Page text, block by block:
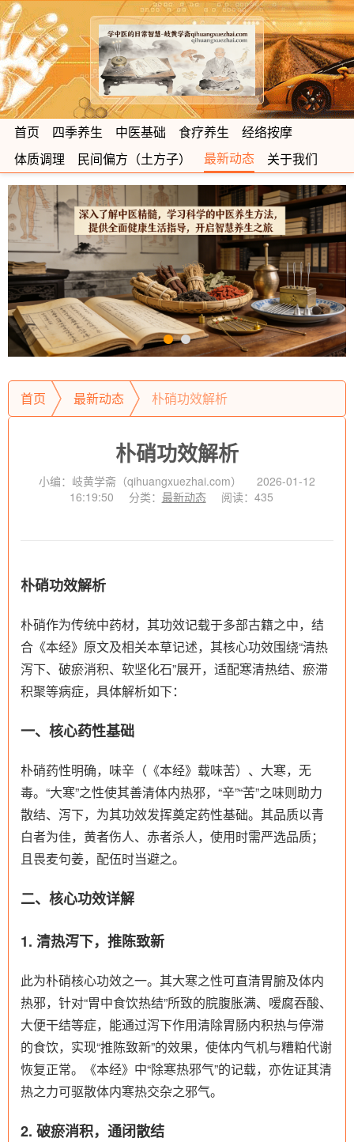
首页 四季养生 中医基础 食疗养生
经络按摩
体质调理
民间偏方（土方子） 最新动态 关于我们
首页 最新动态 朴硝功效解析
朴硝功效解析
小编：岐黄学斋（qihuangxuezhai.com）
2026-01-12
16:19:50
分类： 最新动态 阅读：435
朴硝功效解析
朴硝作为传统中药材，其功效记载于多部古籍之中，结
合《本经》原文及相关本草记述，其核心功效围绕“清热
泻下、破瘀消积、软坚化石”展开，适配寒清热结、瘀滞
积聚等病症，具体解析如下：
一、核心药性基础
朴硝药性明确，味辛（《本经》载味苦）、大寒，无
毒。“大寒”之性使其善清体内热邪，“辛”“苦”之味则助力
散结、泻下，为其功效发挥奠定药性基础。其品质以青
白者为佳，黄者伤人、赤者杀人，使用时需严选品质；
且畏麦句姜，配伍时当避之。
二、核心功效详解
1. 清热泻下，推陈致新
此为朴硝核心功效之一。其大寒之性可直清胃腑及体内
热邪，针对“胃中食饮热结”所致的脘腹胀满、嗳腐吞酸、
大便干结等症，能通过泻下作用清除胃肠内积热与停滞
的食饮，实现“推陈致新”的效果，使体内气机与糟粕代谢
恢复正常。《本经》中“除寒热邪气”的记载，亦佐证其清
热之力可驱散体内寒热交杂之邪气。
2. 破瘀消积，通闭散结